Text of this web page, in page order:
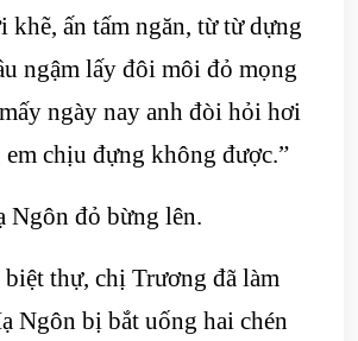
khẽ, ấn tấm ngăn, từ từ dựng
ngậm lấy đôi môi đỏ mọng
ngày nay anh đòi hỏi hơi
em chịu đựng không được.”
Ngôn đỏ bừng lên.
thự, chị Trương đã làm
Ngôn bị bắt uống hai chén